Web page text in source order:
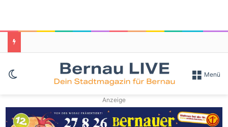
Skin umschalten Menü
Anzeige